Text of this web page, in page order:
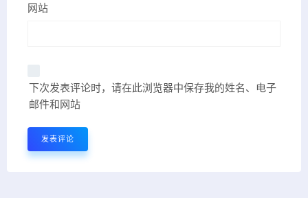
网站
下次发表评论时，请在此浏览器中保存我的姓名、电子
邮件和网站